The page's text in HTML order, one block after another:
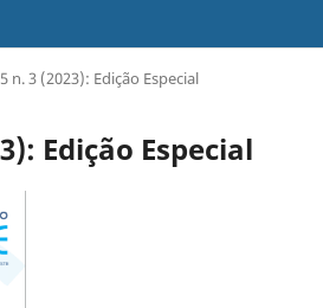
n. 3 (2023): Edição Especial
Edição Especial